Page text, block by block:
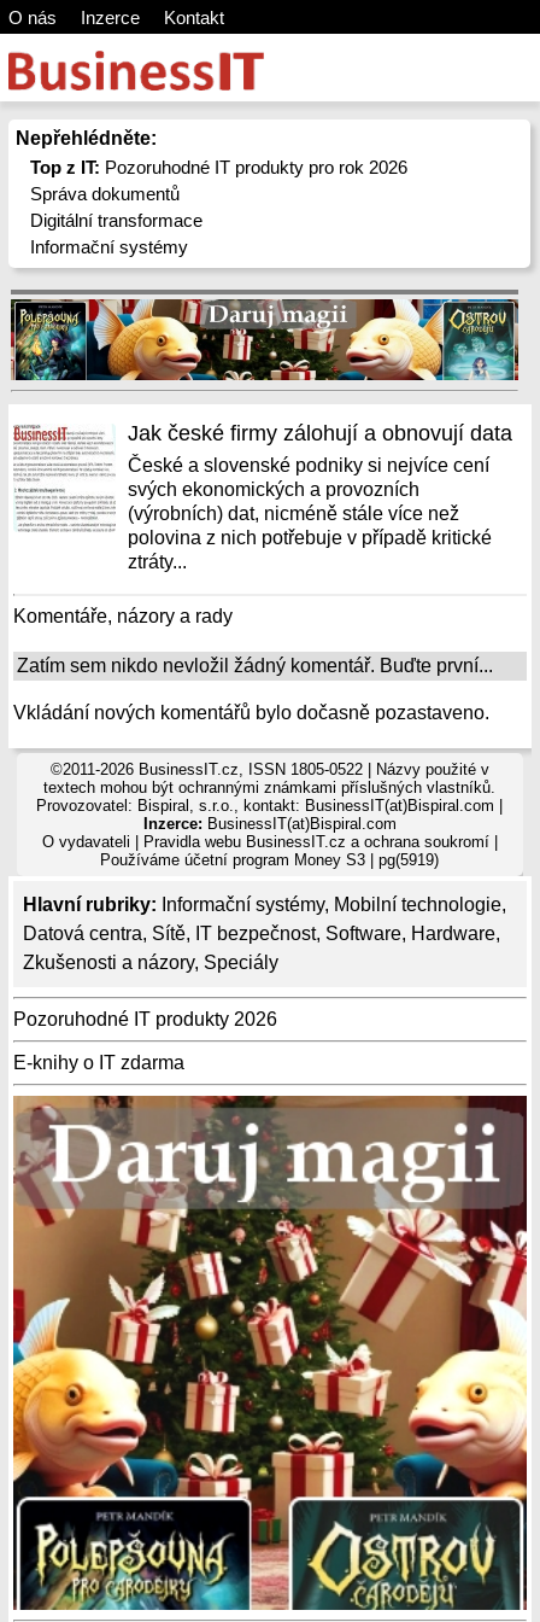
O nás Inzerce Kontakt
Nepřehlédněte:
Top z IT: Pozoruhodné IT produkty pro rok 2026
Správa dokumentů
Digitální transformace
Informační systémy
Hlavní rubriky: Informační systémy, Mobilní technologie,
Datová centra, Sítě, IT bezpečnost, Software, Hardware,
Zkušenosti a názory, Speciály
Pozoruhodné IT produkty 2026
E-knihy o IT zdarma
Jak české firmy zálohují a obnovují data
České a slovenské podniky si nejvíce cení
svých ekonomických a provozních
(výrobních) dat, nicméně stále více než
polovina z nich potřebuje v případě kritické
ztráty...
Komentáře, názory a rady
Zatím sem nikdo nevložil žádný komentář. Buďte první...
Vkládání nových komentářů bylo dočasně pozastaveno.
©2011-2026 BusinessIT.cz, ISSN 1805-0522 | Názvy použité v
textech mohou být ochrannými známkami příslušných vlastníků.
Provozovatel: Bispiral, s.r.o., kontakt: BusinessIT(at)Bispiral.com |
Inzerce: BusinessIT(at)Bispiral.com
O vydavateli
Pravidla webu BusinessIT.cz a ochrana soukromí|
Používámeúčetní program Money S3 | pg(5919)